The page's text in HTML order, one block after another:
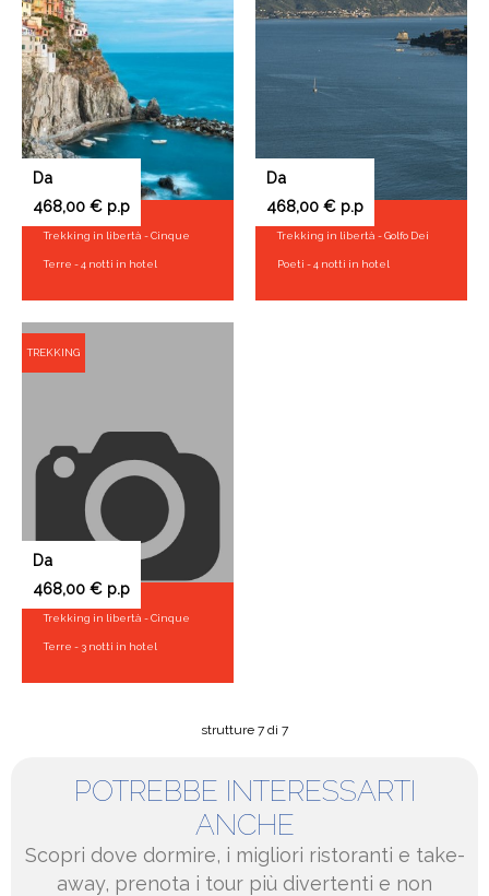
Trekking in libertà - Cinque
Terre - 4 notti in hotel
Da
468,00 € p.p
Trekking in libertà - Golfo Dei
Poeti - 4 notti in hotel
Da
468,00 € p.p
TREKKING
Trekking in libertà - Cinque
Terre - 3 notti in hotel
Da
468,00 € p.p
strutture 7 di 7
POTREBBE INTERESSARTI
ANCHE
Scopri dove dormire, i migliori ristoranti e take-
away, prenota i tour più divertenti e non